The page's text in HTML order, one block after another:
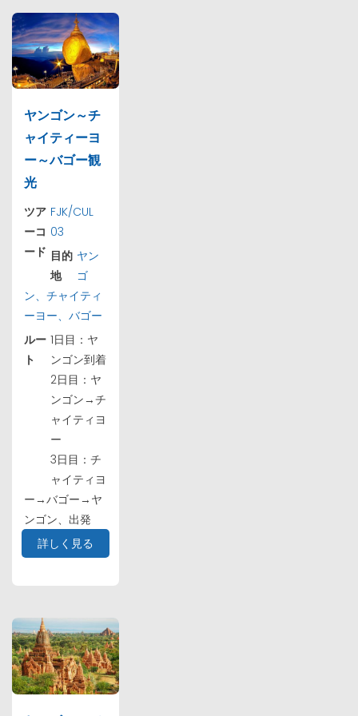
ヤンゴン～チ
ャイティーヨ
ー～バゴー観
光
ツア
ーコ
ード
FJK/CUL
03
目的
地
ヤン
ゴ
ン、チャイティ
ーヨー、バゴー
ルー
ト
1日目：ヤ
ンゴン到着
2日目：ヤ
ンゴン→チ
ャイティヨ
ー
3日目：チ
ャイティヨ
ー→バゴー→ヤ
ンゴン、出発
詳しく見る